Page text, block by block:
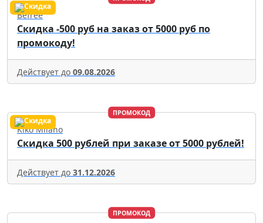
Befree
Скидка -500 руб на заказ от 5000 руб по
промокоду!
Действует до 09.08.2026
ПРОМОКОД
Kiko Milano
Скидка 500 рублей при заказе от 5000 рублей!
Действует до 31.12.2026
ПРОМОКОД